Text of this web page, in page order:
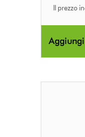
Il prezzo